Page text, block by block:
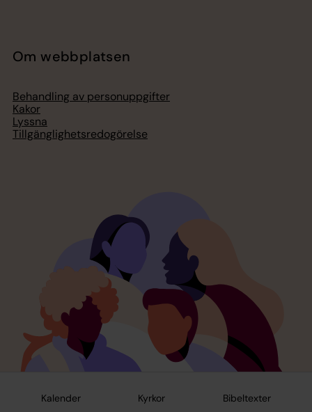
Kalender Kyrkor Bibeltexter
Om webbplatsen
Behandling av personuppgifter
Kakor
Lyssna
Tillgänglighetsredogörelse